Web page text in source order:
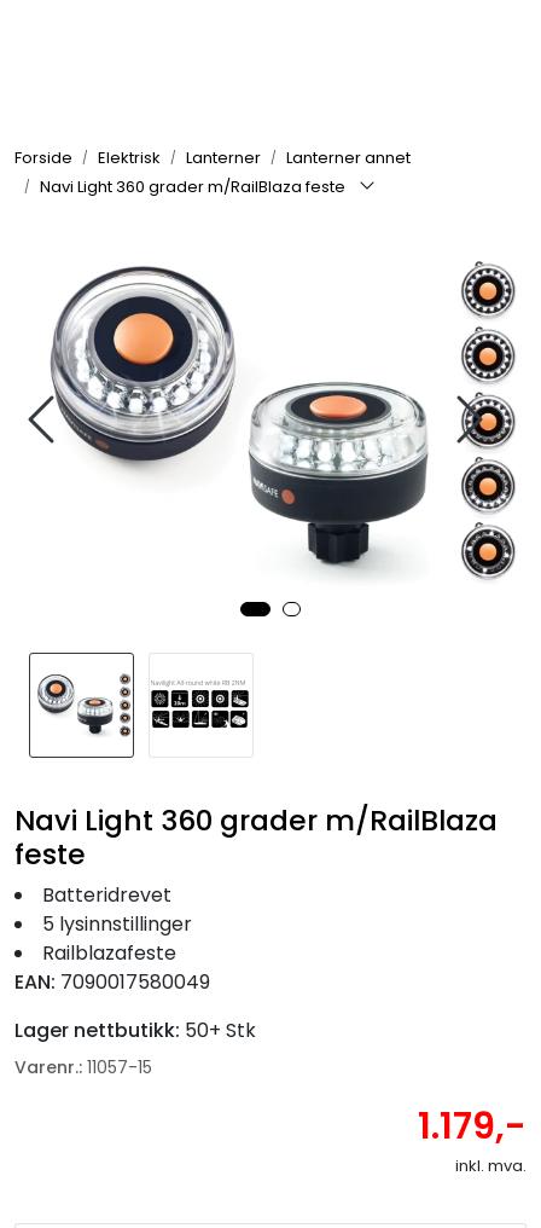
Forside Elektrisk Lanterner
Lanterner annet
Navi Light 360 grader m/RailBlaza feste
Navi Light 360 grader m/RailBlaza
feste
Batteridrevet
5 lysinnstillinger
Railblazafeste
EAN: 7090017580049
Lager nettbutikk: 50+ Stk
Varenr.: 11057-15
1.179,-
inkl. mva.
Elektrisk
Komfort
VVS
Motor/Styring
Båtpleie/Opplag
Seil
Nyheter